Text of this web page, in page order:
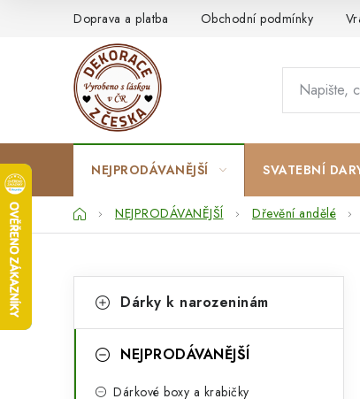
Doprava a platba Obchodní podmínky
NEJPRODÁVANĚJŠÍ SVATEBNÍ
DomůNEJPRODÁVANĚJŠÍ Dřevění andělé
okategorie
a
Dárky k narozeninám
NEJPRODÁVANĚJŠÍ
Dárkové boxy a krabičky